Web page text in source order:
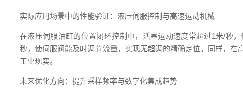
实际应用场景中的性能验证：液压伺服控制与高速运动机械
在液压伺服油缸的位置闭环控制中，活塞运动速度常超过1米/秒
秒，使伺服阀能及时调节流量，实现无超调的精确定位。同样，
工业现实。
未来优化方向：提升采样频率与数字化集成趋势